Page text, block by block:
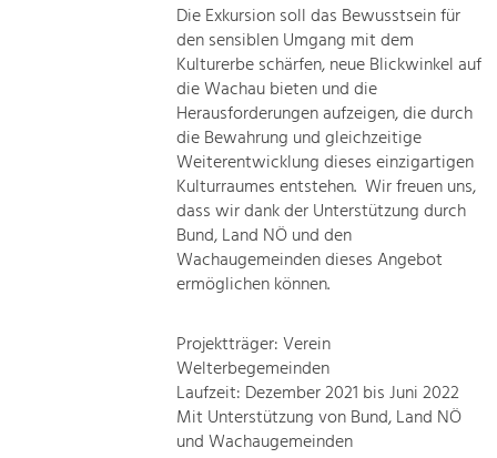
Die Exkursion soll das Bewusstsein für
den sensiblen Umgang mit dem
Kulturerbe schärfen, neue Blickwinkel auf
die Wachau bieten und die
Herausforderungen aufzeigen, die durch
die Bewahrung und gleichzeitige
Weiterentwicklung dieses einzigartigen
Kulturraumes entstehen. Wir freuen uns,
dass wir dank der Unterstützung durch
Bund, Land NÖ und den
Wachaugemeinden dieses Angebot
ermöglichen können.
Projektträger: Verein
Welterbegemeinden
Laufzeit: Dezember 2021 bis Juni 2022
Mit Unterstützung von Bund, Land NÖ
und Wachaugemeinden